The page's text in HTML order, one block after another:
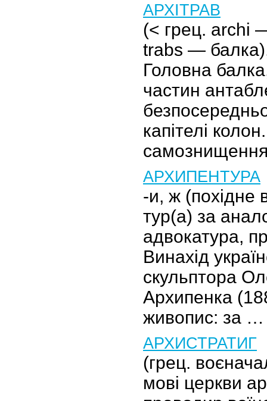
АРХІТРАВ
(< грец. archi
trabs —
Головна
частин
капітелі
АРХИПЕНТУРА
-и, ж (похідне
тур(а) за
адвокатура,
Винахід
скульптора
Архипенка
живопис: за …
АРХИСТРАТИГ
(грец.
мові церкви